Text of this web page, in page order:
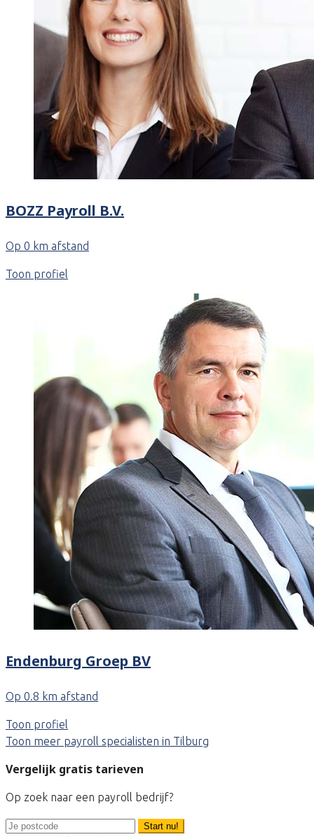
BOZZ Payroll B.V.
Op 0 km afstand
Toon profiel
Endenburg Groep BV
Op 0.8 km afstand
Toon profiel
Toon meer payroll specialisten in Tilburg
Vergelijk gratis tarieven
Op zoek naar een payroll bedrijf?
Start nu!